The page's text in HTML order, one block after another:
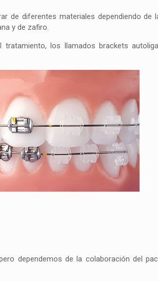
de diferentes materiales dependiendo de
y de zafiro.
los llamados brackets
dependemos de la colaboración del